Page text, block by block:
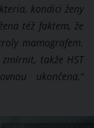
kondici ženy
též faktem, že
mamografem.
takže HST
ukončena,“